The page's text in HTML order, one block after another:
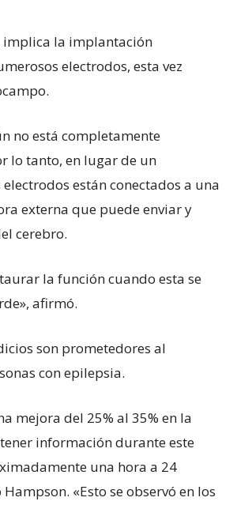
implica la implantación
electrodos, esta vez
no está completamente
lo tanto, en lugar de un
están conectados a una
externa que puede enviar y
cerebro.
la función cuando esta se
afirmó.
son prometedores al
con epilepsia.
mejora del 25% al 35% en la
información durante este
una hora a 24
«Esto se observó en los